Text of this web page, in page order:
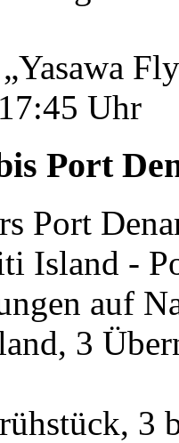
Uhr
Port
Port
Island -
auf
3
3